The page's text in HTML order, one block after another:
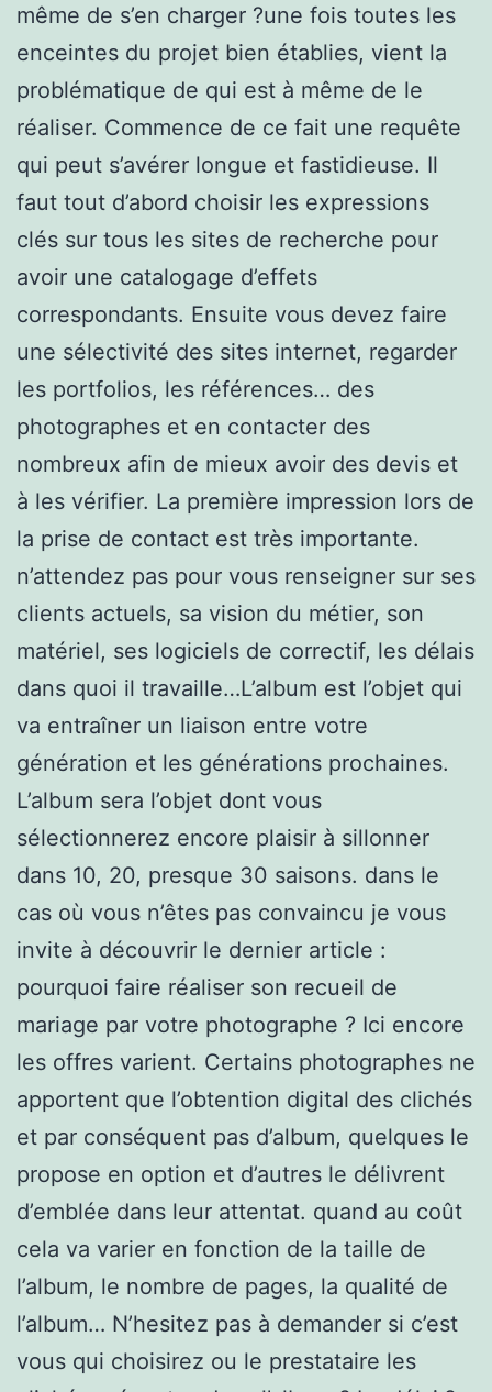
même de s’en charger ?une fois toutes les
enceintes du projet bien établies, vient la
problématique de qui est à même de le
réaliser. Commence de ce fait une requête
qui peut s’avérer longue et fastidieuse. Il
faut tout d’abord choisir les expressions
clés sur tous les sites de recherche pour
avoir une catalogage d’effets
correspondants. Ensuite vous devez faire
une sélectivité des sites internet, regarder
les portfolios, les références… des
photographes et en contacter des
nombreux afin de mieux avoir des devis et
à les vérifier. La première impression lors de
la prise de contact est très importante.
n’attendez pas pour vous renseigner sur ses
clients actuels, sa vision du métier, son
matériel, ses logiciels de correctif, les délais
dans quoi il travaille…L’album est l’objet qui
va entraîner un liaison entre votre
génération et les générations prochaines.
L’album sera l’objet dont vous
sélectionnerez encore plaisir à sillonner
dans 10, 20, presque 30 saisons. dans le
cas où vous n’êtes pas convaincu je vous
invite à découvrir le dernier article :
pourquoi faire réaliser son recueil de
mariage par votre photographe ? Ici encore
les offres varient. Certains photographes ne
apportent que l’obtention digital des clichés
et par conséquent pas d’album, quelques le
propose en option et d’autres le délivrent
d’emblée dans leur attentat. quand au coût
cela va varier en fonction de la taille de
l’album, le nombre de pages, la qualité de
l’album… N’hesitez pas à demander si c’est
vous qui choisirez ou le prestataire les